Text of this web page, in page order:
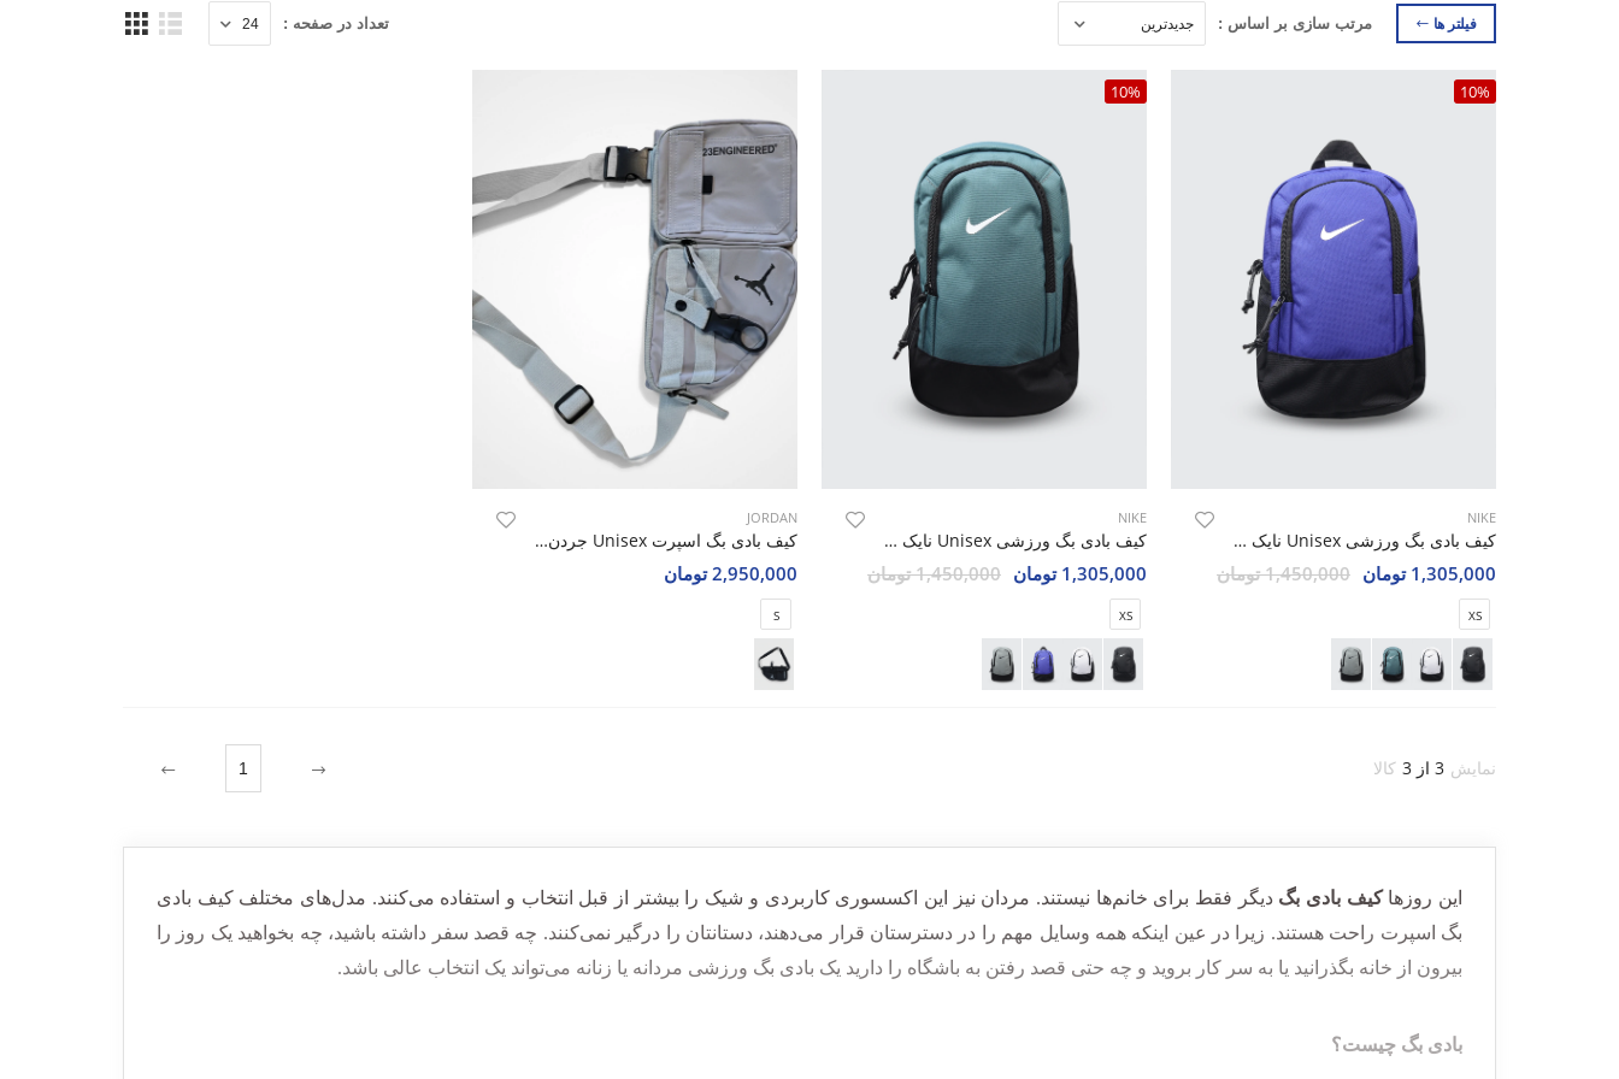
فیلتر ها مرتب سازی بر اساس : تعداد در صفحه :
10%
NIKE
کیف بادی بگ ورزشی Unisex نایک Nike Zephor U
1,305,000 تومان 1,450,000 تومان
XS
10%
NIKE
کیف بادی بگ ورزشی Unisex نایک Nike Zephor U
1,305,000 تومان 1,450,000 تومان
XS
JORDAN
کیف بادی بگ اسپرت Unisex جردن Evoa Hold U
2,950,000 تومان
S
نمایش 3 از 3 کالا 1
این روزهاکیف بادی بگ دیگر فقط برای خانم‌ها نیستند. مردان نیز این اکسسوری کاربردی و شیک را بیشتر از قبل انتخاب و استفاده می‌کنند. مدل‌های مختلف کیف بادی
بگ اسپرت راحت هستند. زیرا در عین اینکه همه وسایل مهم را در دسترستان قرار می‌دهند، دستانتان را درگیر نمی‌کنند. چه قصد سفر داشته باشید، چه بخواهید یک روز را
بیرون از خانه بگذرانید یا به سر کار بروید و چه حتی قصد رفتن به باشگاه را دارید یک بادی بگ ورزشی مردانه یا زنانه می‌تواند یک انتخاب عالی باشد.
بادی بگ چیست؟